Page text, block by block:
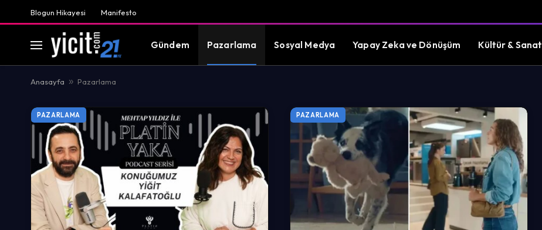
Blogun Hikayesi Manifesto
Gündem Pazarlama Sosyal Medya Yapay Zeka ve Dönüşüm Kültür & Sanat
Anasayfa » Pazarlama
PAZARLAMA PAZARLAMA